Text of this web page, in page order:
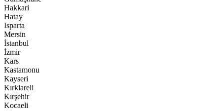
Hakkari
Hatay
Isparta
Mersin
İstanbul
İzmir
Kars
Kastamonu
Kayseri
Kırklareli
Kırşehir
Kocaeli